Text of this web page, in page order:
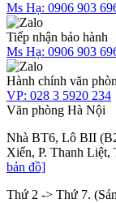
Ms Hạ: 0906 903
Tiếp nhận bảo hành
Ms Hạ: 0906 903
Hành chính văn
VP: 028 3 5920 234
Văn phòng Hà Nội
Nhà BT6, Lô BII
Xiển, P. Thanh
bản đồ]
Thứ 2 -> Thứ 7.